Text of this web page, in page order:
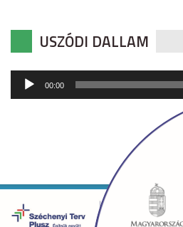
USZÓDI DALLAM
Audió
lejátszó
00:00
Copyright © 2026 uszod.hu